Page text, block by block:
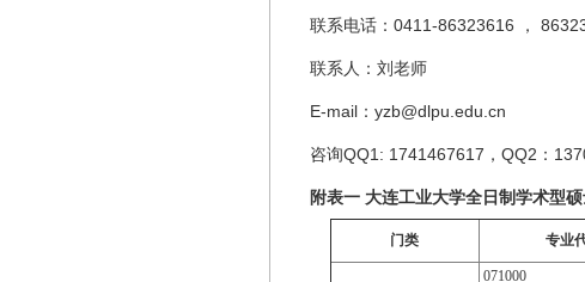
联系电话：0411-86323616 ，
联系人：刘老师
E-mail：yzb@dlpu.edu.cn
咨询QQ1: 1741467617，QQ2：
附表一 大连工业大学全日制学术型
门类 专业
071000